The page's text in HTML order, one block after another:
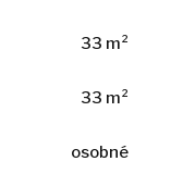
33 m²
33 m²
osobné